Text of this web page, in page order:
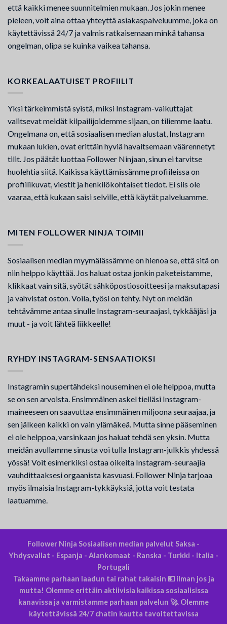
että kaikki menee suunnitelmien mukaan. Jos jokin menee
pieleen, voit aina ottaa yhteyttä asiakaspalveluumme, joka on
käytettävissä 24/7 ja valmis ratkaisemaan minkä tahansa
ongelman, olipa se kuinka vaikea tahansa.
KORKEALAATUISET PROFIILIT
Yksi tärkeimmistä syistä, miksi Instagram-vaikuttajat
valitsevat meidät kilpailijoidemme sijaan, on tiliemme laatu.
Ongelmana on, että sosiaalisen median alustat, Instagram
mukaan lukien, ovat erittäin hyviä havaitsemaan väärennetyt
tilit. Jos päätät luottaa Follower Ninjaan, sinun ei tarvitse
huolehtia siitä. Kaikissa käyttämissämme profiileissa on
profiilikuvat, viestit ja henkilökohtaiset tiedot. Ei siis ole
vaaraa, että kukaan saisi selville, että käytät palveluamme.
MITEN FOLLOWER NINJA TOIMII
Sosiaalisen median myymälässämme on hienoa se, että sitä on
niin helppo käyttää. Jos haluat ostaa jonkin paketeistamme,
klikkaat vain sitä, syötät sähköpostiosoitteesi ja maksutapasi
ja vahvistat oston. Voila, työsi on tehty. Nyt on meidän
tehtävämme antaa sinulle Instagram-seuraajasi, tykkääjäsi ja
muut - ja voit lähteä liikkeelle!
RYHDY INSTAGRAM-SENSAATIOKSI
Instagramin supertähdeksi nouseminen ei ole helppoa, mutta
se on sen arvoista. Ensimmäinen askel tielläsi Instagram-
maineeseen on saavuttaa ensimmäinen miljoona seuraajaa, ja
sen jälkeen kaikki on vain ylämäkeä. Mutta sinne pääseminen
ei ole helppoa, varsinkaan jos haluat tehdä sen yksin. Mutta
meidän avullamme sinusta voi tulla Instagram-julkkis yhdessä
yössä! Voit esimerkiksi ostaa oikeita Instagram-seuraajia
vauhdittaaksesi orgaanista kasvuasi. Follower Ninja tarjoaa
myös ilmaisia Instagram-tykkäyksiä, jotta voit testata
laatuamme.
Follower Ninja Sosiaalisen median palvelut Saksa -
Yhdysvallat - Espanja - Alankomaat - Ranska - Turkki - Italia -
Portugali
Takaamme parhaan laadun tai rahat takaisin 💵 ilman jos ja
mutta! Olemme erittäin aktiivisia kaikissa sosiaalisissa
kanavissa ja varmistamme parhaan palvelun 🚀. Olemme
käytettävissä 24/7 chatin kautta tavoitettavissa